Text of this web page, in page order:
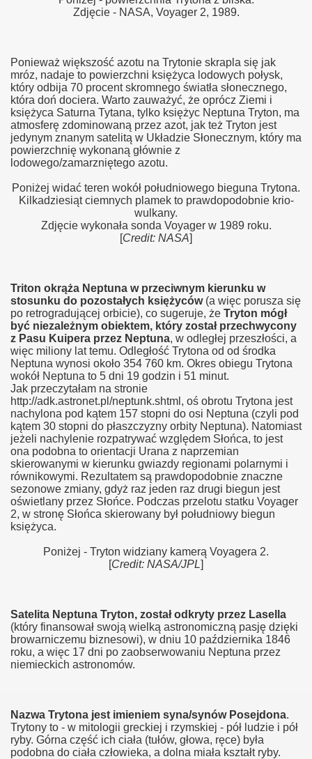
Zdjęcie - NASA, Voyager 2, 1989.
Ponieważ większość azotu na Trytonie skrapla się jak
mróz, nadaje to powierzchni księżyca lodowych połysk,
który odbija 70 procent skromnego światła słonecznego,
która doń dociera. Warto zauważyć, że oprócz Ziemi i
księżyca Saturna Tytana, tylko księżyc Neptuna Tryton, ma
atmosferę zdominowaną przez azot, jak też Tryton jest
jedynym znanym satelitą w Układzie Słonecznym, który ma
powierzchnię wykonaną głównie z
lodowego/zamarzniętego azotu.
Poniżej widać teren wokół południowego bieguna Trytona.
Kilkadziesiąt ciemnych plamek to prawdopodobnie krio-
wulkany.
Zdjęcie wykonała sonda Voyager w 1989 roku.
[Credit: NASA]
Triton okrąża Neptuna w przeciwnym kierunku w
stosunku do pozostałych księżyców(a więc porusza się
po retrogradującej orbicie), co sugeruje, że Tryton mógł
być niezależnym obiektem, który został przechwycony
z Pasu Kuipera przez Neptuna, w odległej przeszłości, a
więc miliony lat temu. Odległość Trytona od od środka
Neptuna wynosi około 354 760 km. Okres obiegu Trytona
wokół Neptuna to 5 dni 19 godzin i 51 minut.
Jak przeczytałam na stronie
http://adk.astronet.pl/neptunk.shtml, oś obrotu Trytona jest
nachylona pod kątem 157 stopni do osi Neptuna (czyli pod
kątem 30 stopni do płaszczyzny orbity Neptuna). Natomiast
jeżeli nachylenie rozpatrywać względem Słońca, to jest
ona podobna to orientacji Urana z naprzemian
skierowanymi w kierunku gwiazdy regionami polarnymi i
równikowymi. Rezultatem są prawdopodobnie znaczne
sezonowe zmiany, gdyż raz jeden raz drugi biegun jest
oświetlany przez Słońce. Podczas przelotu statku Voyager
2, w stronę Słońca skierowany był południowy biegun
księżyca.
Poniżej - Tryton widziany kamerą Voyagera 2.
[Credit: NASA/JPL]
Satelita Neptuna Tryton, został odkryty przez Lasella
(który finansował swoją wielką astronomiczną pasję dzięki
browarniczemu biznesowi), w dniu 10 października 1846
roku, a więc 17 dni po zaobserwowaniu Neptuna przez
niemieckich astronomów.
Nazwa Trytona jest imieniem syna/synów Posejdona.
Trytony to - w mitologii greckiej i rzymskiej - pół ludzie i pół
ryby. Górna część ich ciała (tułów, głowa, ręce) była
podobna do ciała człowieka, a dolna miała kształt ryby.